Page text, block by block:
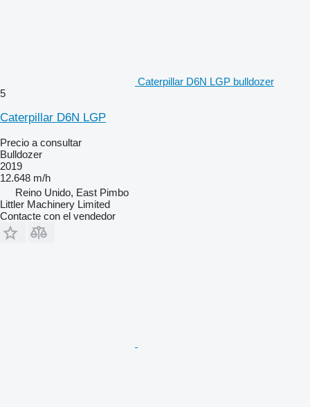
Caterpillar D6N LGP bulldozer
5
Caterpillar D6N LGP
Precio a consultar
Bulldozer
2019
12.648 m/h
Reino Unido, East Pimbo
Littler Machinery Limited
Contacte con el vendedor